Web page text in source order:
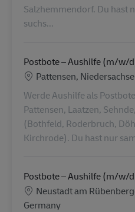
Salzhemmendorf. Du hast
suchs...
Postbote – Aushilfe (m/w/
Locatie
Pattensen,
Werde Aushilfe als
Pattensen, Laatzen,
(Bothfeld, Roderbruch,
Kirchrode). Du hast nur
Postbote – Aushilfe (m/w/
Locatie
Neustadt am
Germany